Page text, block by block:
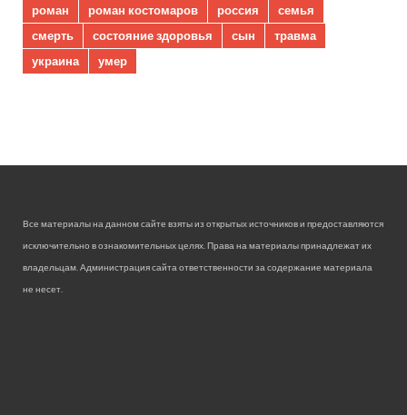
роман
роман костомаров россия
семья
смерть
состояние здоровья сын
травма
украина
умер
Все материалы на данном сайте взяты из открытых источников и предоставляются
исключительно в ознакомительных целях. Права на материалы принадлежат их
владельцам. Администрация сайта ответственности за содержание материала
не несет.